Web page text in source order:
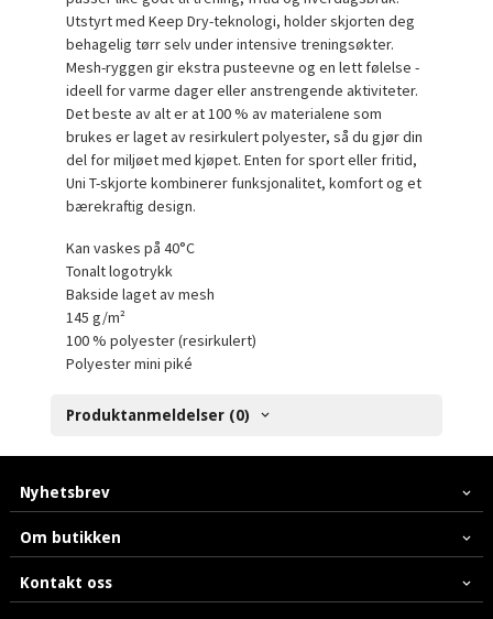
Utstyrt med Keep Dry-teknologi, holder skjorten deg
behagelig tørr selv under intensive treningsøkter.
Mesh-ryggen gir ekstra pusteevne og en lett følelse -
ideell for varme dager eller anstrengende aktiviteter.
Det beste av alt er at 100 % av materialene som
brukes er laget av resirkulert polyester, så du gjør din
del for miljøet med kjøpet. Enten for sport eller fritid,
Uni T-skjorte kombinerer funksjonalitet, komfort og et
bærekraftig design.
Kan vaskes på 40°C
Tonalt logotrykk
Bakside laget av mesh
145 g/m²
100 % polyester (resirkulert)
Polyester mini piké
Produktanmeldelser (0)
Nyhetsbrev
Om butikken
Kontakt oss